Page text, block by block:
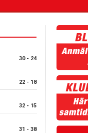
30 - 24
22 - 18
32 - 15
31 - 38